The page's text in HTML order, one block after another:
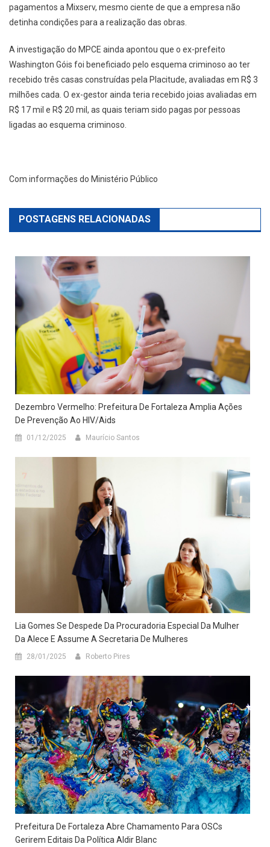
pagamentos a Mixserv, mesmo ciente de que a empresa não
detinha condições para a realização das obras.
A investigação do MPCE ainda apontou que o ex-prefeito
Washington Góis foi beneficiado pelo esquema criminoso ao ter
recebido três casas construídas pela Placitude, avaliadas em R$ 3
milhões cada. O ex-gestor ainda teria recebido joias avaliadas em
R$ 17 mil e R$ 20 mil, as quais teriam sido pagas por pessoas
ligadas ao esquema criminoso.
Com informações do Ministério Público
POSTAGENS RELACIONADAS
Dezembro Vermelho: Prefeitura De Fortaleza Amplia Ações
De Prevenção Ao HIV/Aids
01/12/2025 Maurício Santos
Lia Gomes Se Despede Da Procuradoria Especial Da Mulher
Da Alece E Assume A Secretaria De Mulheres
28/01/2025 Roberto Pires
Prefeitura De Fortaleza Abre Chamamento Para OSCs
Gerirem Editais Da Política Aldir Blanc